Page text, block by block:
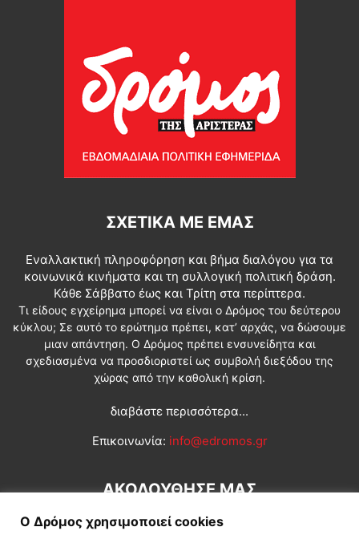
ΣΧΕΤΙΚΆ ΜΕ ΕΜΆΣ
Εναλλακτική πληροφόρηση και βήμα διαλόγου για τα
κοινωνικά κινήματα και τη συλλογική πολιτική δράση.
Κάθε Σάββατο έως και Τρίτη στα περίπτερα.
Τι είδους εγχείρημα μπορεί να είναι ο Δρόμος του δεύτερου
κύκλου; Σε αυτό το ερώτημα πρέπει, κατ’ αρχάς, να δώσουμε
μιαν απάντηση. Ο Δρόμος πρέπει ενσυνείδητα και
σχεδιασμένα να προσδιοριστεί ως συμβολή διεξόδου της
χώρας από την καθολική κρίση.
διαβάστε περισσότερα...
Επικοινωνία: info@edromos.gr
ΑΚΟΛΟΥΘΗΣΕ ΜΑΣ
Ο Δρόμος χρησιμοποιεί cookies